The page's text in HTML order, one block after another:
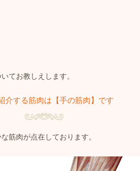
てお教しえします。
介する筋肉は【手の筋肉】です
筋肉が点在しております。